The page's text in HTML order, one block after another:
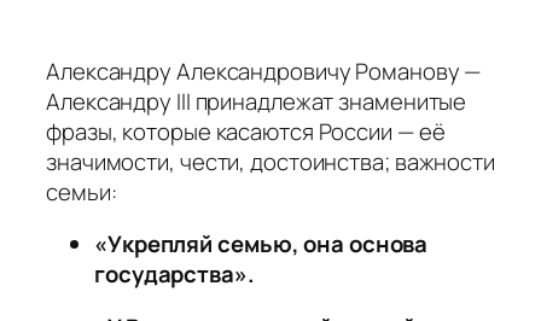
Александру Александровичу Романову —
Александру III принадлежат знаменитые
фразы, которые касаются России — её
значимости, чести, достоинства; важности
семьи:
«Укрепляй семью, она основа
государства».